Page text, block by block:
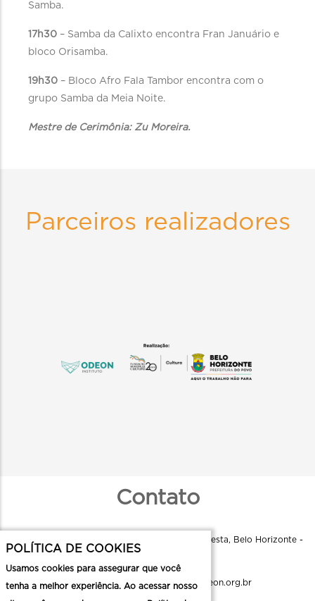
Samba.
17h30 – Samba da Calixto encontra Fran Januário e
bloco Orisamba.
19h30 – Bloco Afro Fala Tambor encontra com o
grupo Samba da Meia Noite.
Mestre de Cerimônia: Zu Moreira.
Parceiros realizadores
Contato
Instituto Odeon - R. Aquiles Lobo, 79 - Floresta, Belo Horizonte -
MG, 30150-160
comunicacao.cmc@institutoodeon.org.br
POLÍTICA DE COOKIES
Usamos cookies para assegurar que você
tenha a melhor experiência. Ao acessar nosso